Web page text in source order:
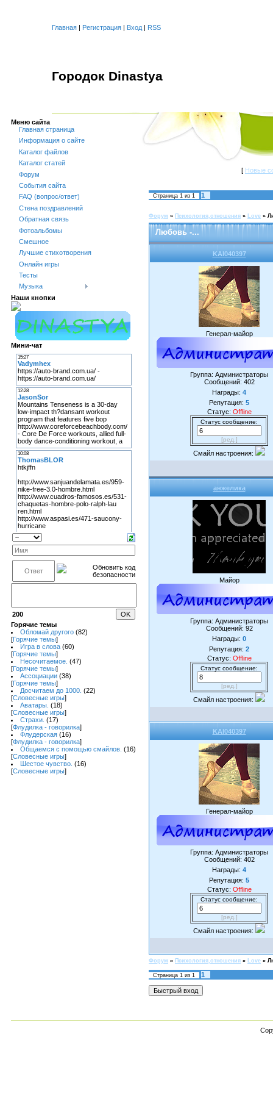
Главная | Регистрация | Вход | RSS
Городок Dinastya
Меню сайта
Главная страница
Информация о сайте
Каталог файлов
Каталог статей
Форум
События сайта
FAQ (вопрос/ответ)
Стена поздравлений
Обратная связь
Фотоальбомы
Смешное
Лучшие стихотворения
Онлайн игры
Тесты
Музыка
Наши кнопки
Мини-чат
200
Горячие темы
Обломай другого (82)
[Горячие темы]
Игра в слова (60)
[Горячие темы]
Несочитаемое. (47)
[Горячие темы]
Ассоциации (38)
[Горячие темы]
Досчитаем до 1000. (22)
[Словесные игры]
Аватары. (18)
[Словесные игры]
Страхи. (17)
[Флудилка - говорилка]
Флудерская (16)
[Флудилка - говорилка]
Общаемся с помощью смайлов. (16)
[Словесные игры]
Шестое чувство. (16)
[Словесные игры]
[ Новые
Страница 1 из 1 1
Форум » Психология,отношения » Love »
Любовь -...
KAI040397
Генерал-майор
Группа: Администраторы
Сообщений: 402
Награды: 4
Репутация: 5
Статус: Offline
Статус сообщение:
[ред.]
Смайл настроения:
анжелика
Майор
Группа: Администраторы
Сообщений: 92
Награды: 0
Репутация: 2
Статус: Offline
Статус сообщение:
[ред.]
Смайл настроения:
KAI040397
Генерал-майор
Группа: Администраторы
Сообщений: 402
Награды: 4
Репутация: 5
Статус: Offline
Статус сообщение:
[ред.]
Смайл настроения:
Форум » Психология,отношения » Love »
Страница 1 из 1 1